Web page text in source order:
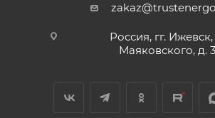
Россия, гг. Ижевск,
Маяковского, д.